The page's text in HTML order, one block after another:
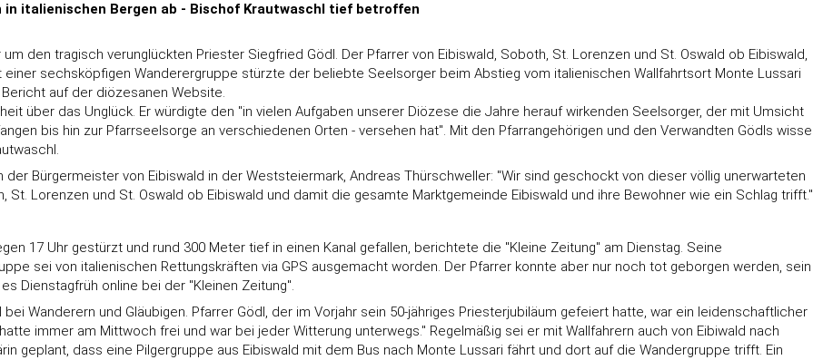
italienischen Bergen ab - Bischof Krautwaschl tief betroffen
den tragisch verunglückten Priester Siegfried Gödl. Der Pfarrer von Eibiswald, Soboth, St. Lorenzen und St. Oswald ob Eibiswald,
sechsköpfigen Wanderergruppe stürzte der beliebte Seelsorger beim Abstieg vom italienischen Wallfahrtsort Monte Lussari
auf der diözesanen Website.
über das Unglück. Er würdigte den "in vielen Aufgaben unserer Diözese die Jahre herauf wirkenden Seelsorger, der mit Umsicht
bis hin zur Pfarrseelsorge an verschiedenen Orten - versehen hat". Mit den Pfarrangehörigen und den Verwandten Gödls wisse
Bürgermeister von Eibiswald in der Weststeiermark, Andreas Thürschweller: "Wir sind geschockt von dieser völlig unerwarteten
Lorenzen und St. Oswald ob Eibiswald und damit die gesamte Marktgemeinde Eibiswald und ihre Bewohner wie ein Schlag trifft."
17 Uhr gestürzt und rund 300 Meter tief in einen Kanal gefallen, berichtete die "Kleine Zeitung" am Dienstag. Seine
sei von italienischen Rettungskräften via GPS ausgemacht worden. Der Pfarrer konnte aber nur noch tot geborgen werden, sein
Dienstagfrüh online bei der "Kleinen Zeitung".
Wanderern und Gläubigen. Pfarrer Gödl, der im Vorjahr sein 50-jähriges Priesterjubiläum gefeiert hatte, war ein leidenschaftlicher
immer am Mittwoch frei und war bei jeder Witterung unterwegs." Regelmäßig sei er mit Wallfahrern auch von Eibiwald nach
geplant, dass eine Pilgergruppe aus Eibiswald mit dem Bus nach Monte Lussari fährt und dort auf die Wandergruppe trifft. Ein